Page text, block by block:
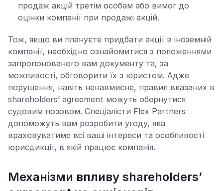
продаж акцій третім особам або вимог до
оцінки компанії при продажі акцій.
Тож, якщо ви плануєте придбати акції в іноземній
компанії, необхідно ознайомитися з положеннями
запропонованого вам документу та, за
можливості, обговорити їх з юристом. Адже
порушення, навіть ненавмисне, правил вказаних в
shareholders’ agreement можуть обернутися
судовим позовом. Спеціалісти Flex Partners
допоможуть вам розробити угоду, яка
враховуватиме всі ваші інтереси та особливості
юрисдикції, в якій працює компанія.
Механізми впливу shareholders’